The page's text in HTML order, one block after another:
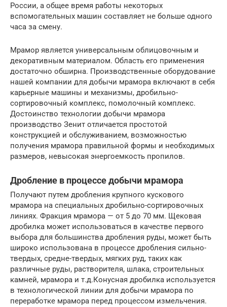
России, а общее время работы некоторых
вспомогательных машин составляет не больше одного
часа за смену.
Мрамор является универсальным облицовочным и
декоративным материалом. Область его применения
достаточно обширна. Производственные оборудование
нашей компании для добычи мрамора включают в себя
карьерные машины и механизмы, дробильно-
сортировочный комплекс, помолочный комплекс.
Достоинство технологии добычи мрамора
производство Зенит отличается простотой
конструкцией и обслуживанием, возможностью
получения мрамора правильной формы и необходимых
размеров, невысокая энергоемкость пропилов.
Дробление в процессе добычи мрамора
Получают путем дробления крупного кускового
мрамора на специальных дробильно-сортировочных
линиях. Фракция мрамора — от 5 до 70 мм. Щековая
дробилка может использоваться в качестве первого
выбора для большинства дробления руды, может быть
широко использована в процессе дробления сильно-
твердых, средне-твердых, мягких руд, таких как
различные руды, растворителя, шлака, строительных
камней, мрамора и т.д.Конусная дробилка используется
в технологической линии для добычи мрамора по
переработке мрамора перед процессом измельчения.